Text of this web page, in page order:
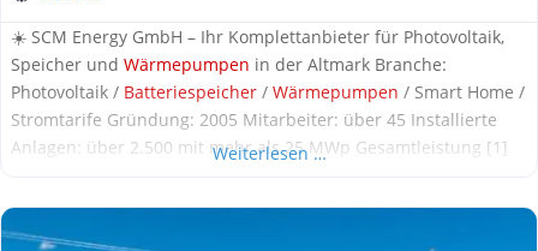
☀️ SCM Energy GmbH – Ihr Komplettanbieter für Photovoltaik,
Speicher und Wärmepumpen in der Altmark Branche:
Photovoltaik / Batteriespeicher / Wärmepumpen / Smart Home /
Stromtarife Gründung: 2005 Mitarbeiter: über 45 Installierte
Anlagen: über 2.500 mit mehr als 25 MWp Gesamtleistung [1]
Weiterlesen …